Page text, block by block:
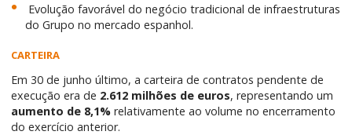
Evolução favorável do negócio tradicional de infraestruturas
do Grupo no mercado espanhol.
CARTEIRA
Em 30 de junho último, a carteira de contratos pendente de
execução era de 2.612 milhões de euros, representando um
aumento de 8,1%relativamente ao volume no encerramento
do exercício anterior.